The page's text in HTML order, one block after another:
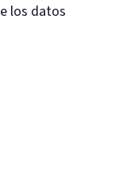
los datos